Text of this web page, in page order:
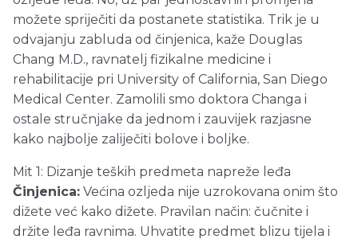
možete spriječiti da postanete statistika. Trik je u
odvajanju zabluda od činjenica, kaže Douglas
Chang M.D., ravnatelj fizikalne medicine i
rehabilitacije pri University of California, San Diego
Medical Center. Zamolili smo doktora Changa i
ostale stručnjake da jednom i zauvijek razjasne
kako najbolje zaliječiti bolove i boljke.
Mit 1: Dizanje teških predmeta napreže leđa
Činjenica: Većina ozljeda nije uzrokovana onim što
dižete već kako dižete. Pravilan način: čučnite i
držite leđa ravnima. Uhvatite predmet blizu tijela i